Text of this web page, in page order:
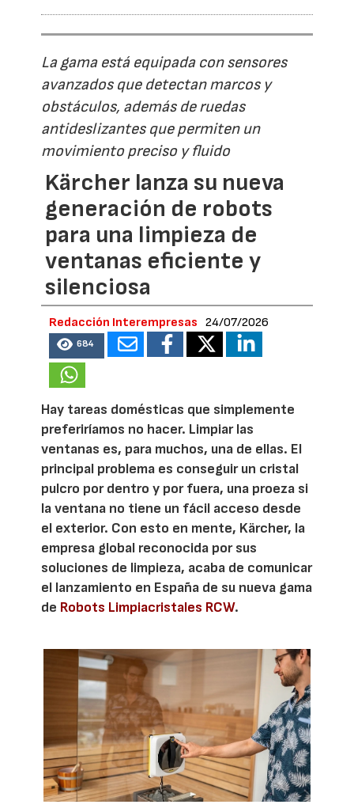
La gama está equipada con sensores
avanzados que detectan marcos y
obstáculos, además de ruedas
antideslizantes que permiten un
movimiento preciso y fluido
Kärcher lanza su nueva
generación de robots
para una limpieza de
ventanas eficiente y
silenciosa
Redacción Interempresas 24/07/2026
684
Hay tareas domésticas que simplemente
preferiríamos no hacer. Limpiar las
ventanas es, para muchos, una de ellas. El
principal problema es conseguir un cristal
pulcro por dentro y por fuera, una proeza si
la ventana no tiene un fácil acceso desde
el exterior. Con esto en mente, Kärcher, la
empresa global reconocida por sus
soluciones de limpieza, acaba de comunicar
el lanzamiento en España de su nueva gama
de Robots Limpiacristales RCW.